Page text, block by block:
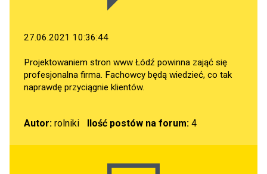
27.06.2021 10:36:44
Projektowaniem stron www Łódź powinna zająć się
profesjonalna firma. Fachowcy będą wiedzieć, co tak
naprawdę przyciągnie klientów.
Autor: rolniki Ilość postów na forum:4